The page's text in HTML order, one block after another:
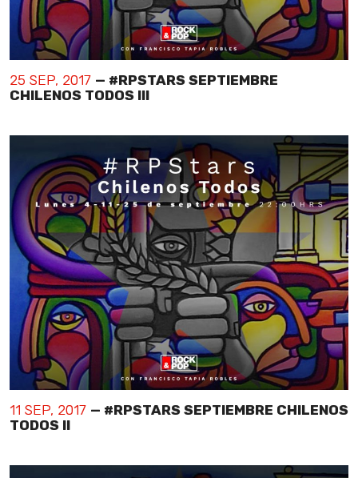
25 SEP, 2017 — #RPSTARS SEPTIEMBRE
CHILENOS TODOS III
11 SEP, 2017 — #RPSTARS SEPTIEMBRE CHILENOS
TODOS II